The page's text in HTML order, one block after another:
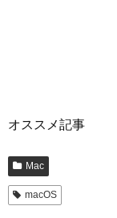
オススメ記事
Mac
macOS